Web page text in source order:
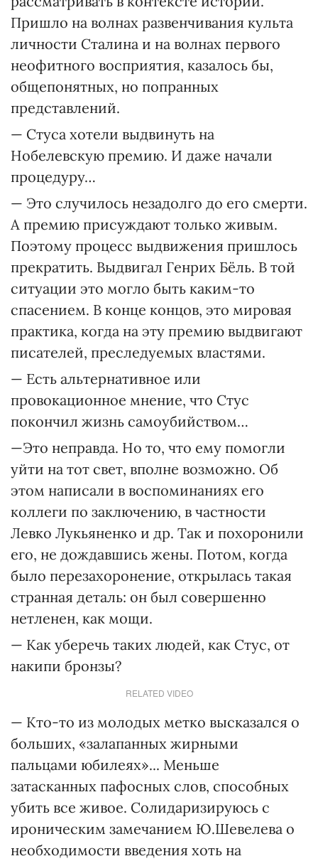
Пришло на волнах развенчивания культа
личности Сталина и на волнах первого
неофитного восприятия, казалось бы,
общепонятных, но попранных
представлений.
— Стуса хотели выдвинуть на
Нобелевскую премию. И даже начали
процедуру…
— Это случилось незадолго до его смерти.
А премию присуждают только живым.
Поэтому процесс выдвижения пришлось
прекратить. Выдвигал Генрих Бёль. В той
ситуации это могло быть каким-то
спасением. В конце концов, это мировая
практика, когда на эту премию выдвигают
писателей, преследуемых властями.
— Есть альтернативное или
провокационное мнение, что Стус
покончил жизнь самоубийством…
—Это неправда. Но то, что ему помогли
уйти на тот свет, вполне возможно. Об
этом написали в воспоминаниях его
коллеги по заключению, в частности
Левко Лукьяненко и др. Так и похоронили
его, не дождавшись жены. Потом, когда
было перезахоронение, открылась такая
странная деталь: он был совершенно
нетленен, как мощи.
— Как уберечь таких людей, как Стус, от
накипи бронзы?
RELATED VIDEO
— Кто-то из молодых метко высказался о
больших, «залапанных жирными
пальцами юбилеях»... Меньше
затасканных пафосных слов, способных
убить все живое. Солидаризируюсь с
ироническим замечанием Ю.Шевелева о
необходимости введения хоть на